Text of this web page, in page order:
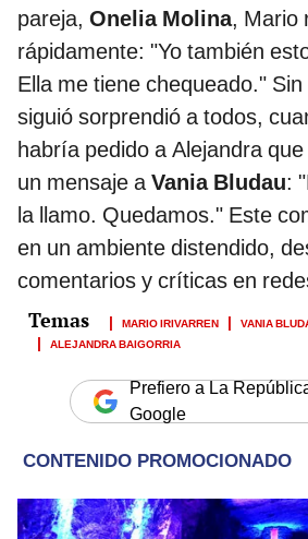
pareja, Onelia Molina, Mario
rápidamente: "Yo también
Ella me tiene chequeado."
siguió sorprendió a todos,
habría pedido a Alejandra
un mensaje aVania Bludau:
la llamo. Quedamos." Este
en un ambiente distendido,
comentarios y críticas en
MARIO IRIVARREN
VANIA
ALEJANDRA BAIGORRIA
Prefiero a La
Google